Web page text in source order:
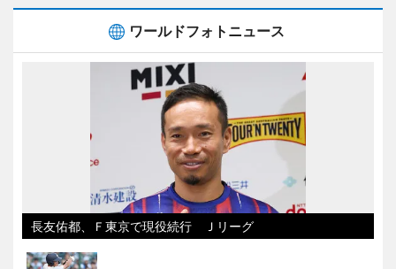
ワールドフォトニュース
長友佑都、Ｆ東京で現役続行 Ｊリーグ